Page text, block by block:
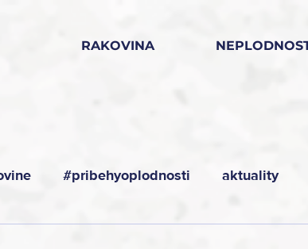
RAKOVINA
#pribehyoplodnosti aktuality